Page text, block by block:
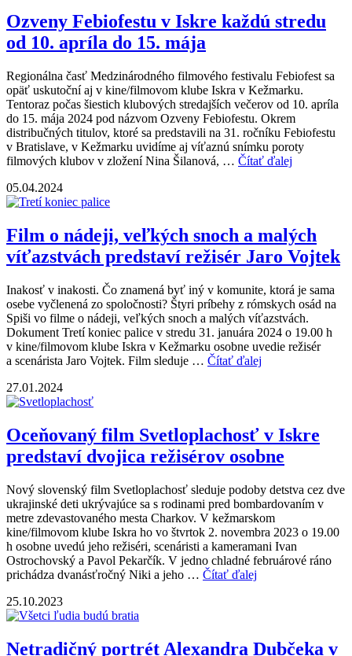
Ozveny Febiofestu v Iskre každú stredu
od 10. apríla do 15. mája
Regionálna časť Medzinárodného filmového festivalu Febiofest sa
opäť uskutoční aj v kine/filmovom klube Iskra v Kežmarku.
Tentoraz počas šiestich klubových stredajších večerov od 10. apríla
do 15. mája 2024 pod názvom Ozveny Febiofestu. Okrem
distribučných titulov, ktoré sa predstavili na 31. ročníku Febiofestu
v Bratislave, v Kežmarku uvidíme aj víťaznú snímku poroty
filmových klubov v zložení Nina Šilanová, … Čítať ďalej
05.04.2024
Film o nádeji, veľkých snoch a malých
víťazstvách predstaví režisér Jaro Vojtek
Inakosť v inakosti. Čo znamená byť iný v komunite, ktorá je sama
osebe vyčlenená zo spoločnosti? Štyri príbehy z rómskych osád na
Spiši vo filme o nádeji, veľkých snoch a malých víťazstvách.
Dokument Tretí koniec palice v stredu 31. januára 2024 o 19.00 h
v kine/filmovom klube Iskra v Kežmarku osobne uvedie režisér
a scenárista Jaro Vojtek. Film sleduje … Čítať ďalej
27.01.2024
Oceňovaný film Svetloplachosť v Iskre
predstaví dvojica režisérov osobne
Nový slovenský film Svetloplachosť sleduje podoby detstva cez dve
ukrajinské deti ukrývajúce sa s rodinami pred bombardovaním v
metre zdevastovaného mesta Charkov. V kežmarskom
kine/filmovom klube Iskra ho vo štvrtok 2. novembra 2023 o 19.00
h osobne uvedú jeho režiséri, scenáristi a kameramani Ivan
Ostrochovský a Pavol Pekarčík. V jedno chladné februárové ráno
prichádza dvanásťročný Niki a jeho … Čítať ďalej
25.10.2023
Netradičný portrét Alexandra Dubčeka v